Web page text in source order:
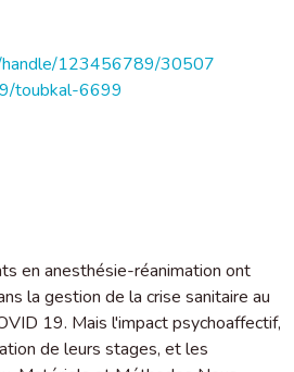
handle/123456789/30507
toubkal-6699
en anesthésie-réanimation ont
la gestion de la crise sanitaire au
19. Mais l'impact psychoaffectif,
de leurs stages, et les